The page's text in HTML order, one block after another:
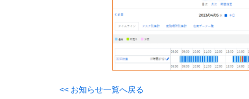
<< お知らせ一覧へ戻る